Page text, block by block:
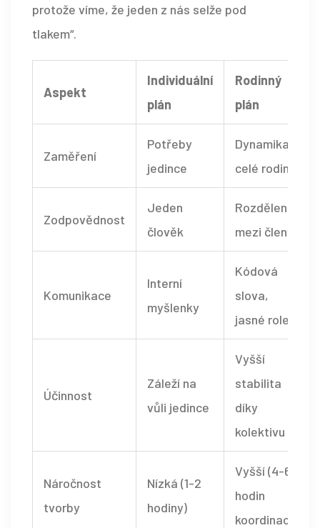
protože víme, že jeden z nás selže pod
tlakem“.
Aspekt
Individuální
plán
Rodinný
plán
Zaměření
Potřeby
jedince
Dynamika
celé rodiny
Zodpovědnost
Jeden
člověk
Rozdělena
mezi členy
Komunikace
Interní
myšlenky
Kódová
slova,
jasné role
Účinnost
Záleží na
vůli jedince
Vyšší
stabilita
díky
kolektivu
Náročnost
tvorby
Nízká (1-2
hodiny)
Vyšší (4-6
hodin
koordinace)